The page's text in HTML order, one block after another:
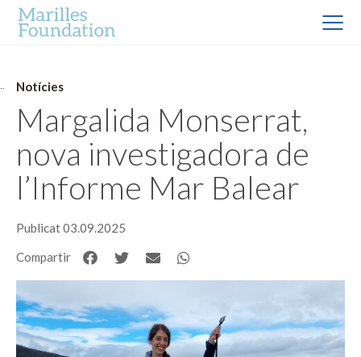
Notícies
Margalida Monserrat,
nova investigadora de
l’Informe Mar Balear
Publicat 03.09.2025
Compartir